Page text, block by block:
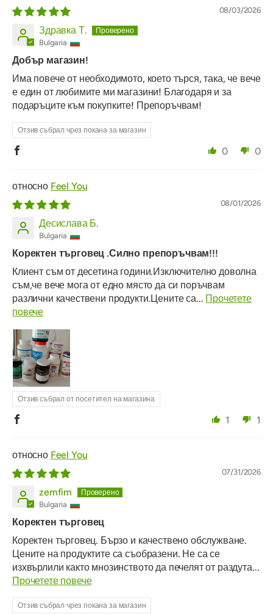
08/03/2026
Здравка Т.
Bulgaria
Добър магазин!
Има повече от необходимото, което търся, така, че вече
е един от любимите ми магазини! Благодаря и за
подаръците към покупките! Препоръчвам!
Отзив събрал чрез покана за магазин
0 0
Feel You
08/01/2026
Десислава Б.
Bulgaria
Коректен търговец .Силно препоръчвам!!!
Клиент съм от десетина години.Изключително доволна
съм,че вече мога от едно място да си поръчвам
различни качествени продукти.Цените са... Прочетете
повече
Отзив събрал от посетител на магазина
1 1
Feel You
07/31/2026
zemfim
Bulgaria
Коректен търговец
Коректен търговец. Бързо и качествено обслужване.
Цените на продуктите са съобразени. Не са се
изхвърлили както мнозинството да печелят от раздута...
Прочетете повече
Отзив събрал чрез покана за магазин